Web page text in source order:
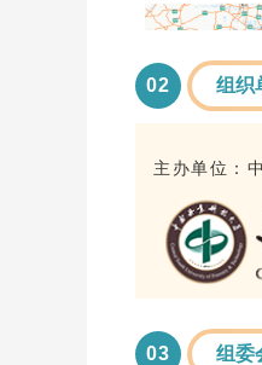
02 组织
主办单位：
03 组委